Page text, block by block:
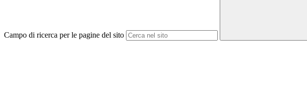
Campo di ricerca per le pagine del sito